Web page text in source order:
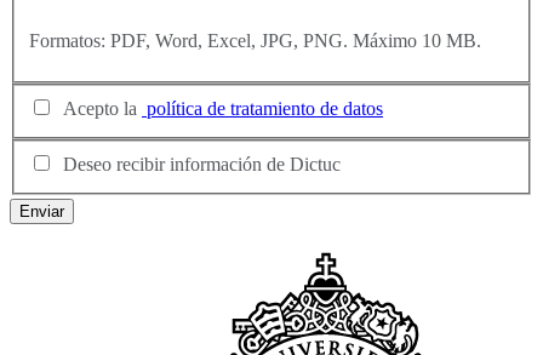
Formatos: PDF, Word, Excel, JPG, PNG. Máximo 10 MB.
Acepto la política de tratamiento de datos
Deseo recibir información de Dictuc
Enviar